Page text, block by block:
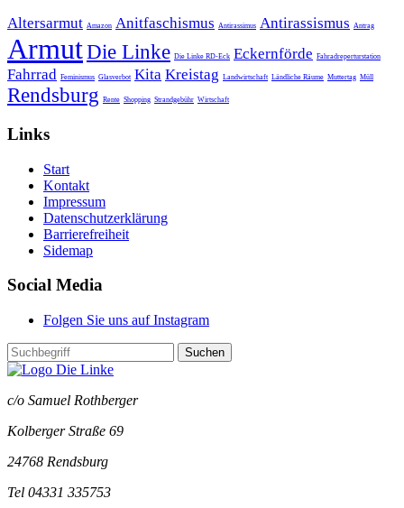
Altersarmut Amazon Anitfaschismus Antirassimus Antirassismus Antrag
ArmutDie Linke Die Linke RD-Eck Eckernförde Fahradreperturstation
Fahrrad Feminismus Glasverbot Kita Kreistag Landwirtschaft Ländliche Räume Muttertag Müll
Rendsburg Rente Shopping Strandgebühr Wirtschaft
Links
Start
Kontakt
Impressum
Datenschutzerklärung
Barrierefreiheit
Sidemap
Social Media
Folgen Sie uns auf Instagram
Suchen
c/o Samuel Rothberger
Kolberger Straße 69
24768 Rendsburg
Tel 04331 335753